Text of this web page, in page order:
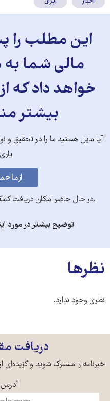
این مطلب را
مالی شما به
خواهد داد که
بیشتر
آیا مایل هستید ما را در تحقیق و
.در حال حاضر امکان دریافت
توضیح بیشتر در مورد
نظرها
نظری وجود ندارد.
دریافت
خبرنامه را مشترک شوید و گزیده‌ای
آدرس